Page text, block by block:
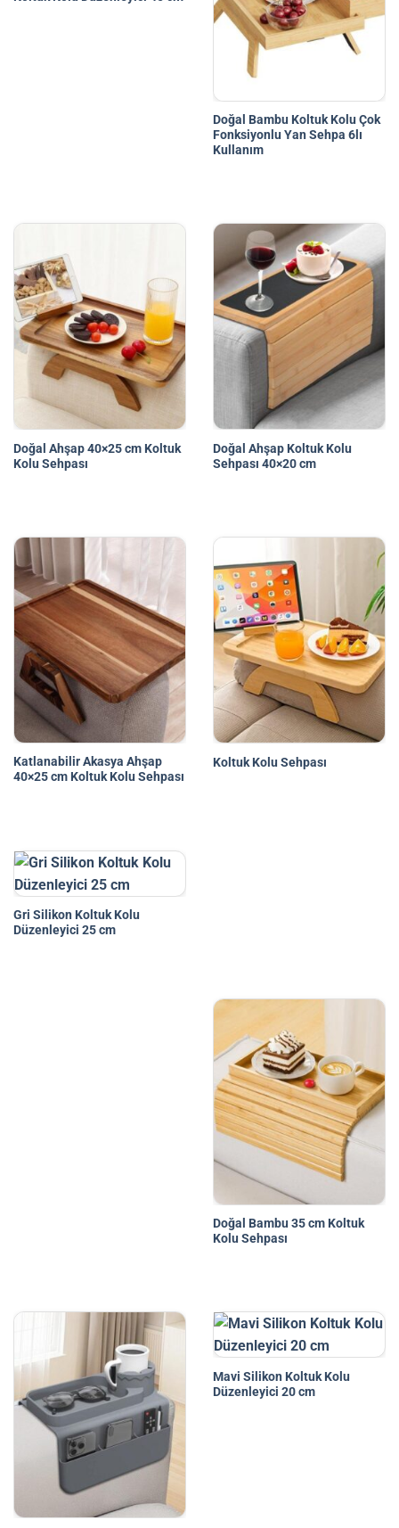
Doğal Bambu Koltuk Kolu Çok
Fonksiyonlu Yan Sehpa 6lı
Kullanım
Doğal Ahşap 40×25 cm Koltuk
Kolu Sehpası
Doğal Ahşap Koltuk Kolu
Sehpası 40×20 cm
Katlanabilir Akasya Ahşap
40×25 cm Koltuk Kolu Sehpası
Koltuk Kolu Sehpası
Gri Silikon Koltuk Kolu
Düzenleyici 25 cm
Doğal Bambu 35 cm Koltuk
Kolu Sehpası
Mavi Silikon Koltuk Kolu
Düzenleyici 20 cm